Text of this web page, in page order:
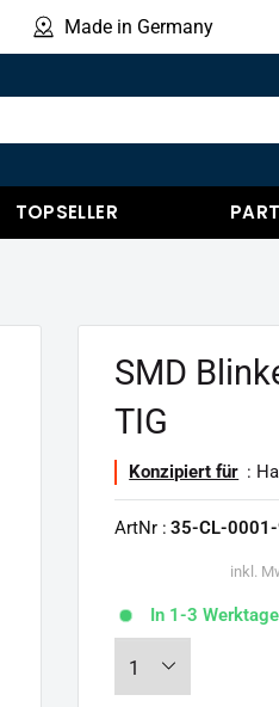
Made in Germany
TOPSELLER
Produkte
SMD
TIG
Konzipiert für :
ArtNr : 35-CL-
inkl.
In 1-3